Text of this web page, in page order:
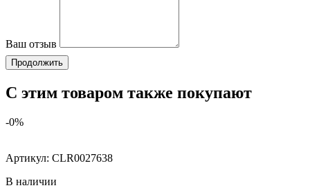
Ваш отзыв
Продолжить
С этим товаром также покупают
-0%
Артикул: CLR0027638
В наличии